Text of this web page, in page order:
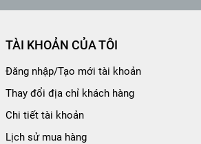
TÀI KHOẢN CỦA TÔI
Đăng nhập/Tạo mới tài khoản
Thay đổi địa chỉ khách hàng
Chi tiết tài khoản
Lịch sử mua hàng